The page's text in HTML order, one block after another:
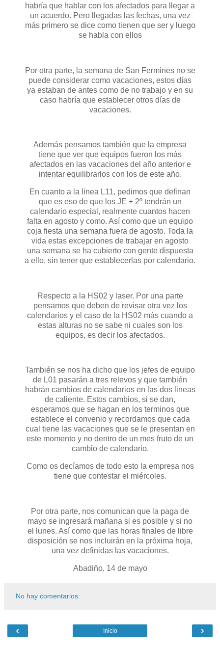
habría que hablar con los afectados para llegar a
un acuerdo. Pero llegadas las fechas, una vez
más primero se dice como tienen que ser y luego
se habla con ellos
Por otra parte, la semana de San Fermines no se
puede considerar como vacaciones, estos días
ya estaban de antes como de no trabajo y en su
caso habría que establecer otros días de
vacaciones.
Además pensamos también que la empresa
tiene que ver que equipos fueron los más
afectados en las vacaciones del año anterior e
intentar equilibrarlos con los de este año.
En cuanto a la linea L11, pedimos que definan
que es eso de que los JE + 2º tendrán un
calendario especial, realmente cuantos hacen
falta en agosto y como. Así como que un equipo
coja fiesta una semana fuera de agosto. Toda la
vida estas excepciones de trabajar en agosto
una semana se ha cubierto con gente dispuesta
a ello, sin tener que establecerlas por calendario.
Respecto a la HS02 y laser. Por una parte
pensamos que deben de revisar otra vez los
calendarios y el caso de la HS02 más cuando a
estas alturas no se sabe ni cuales son los
equipos, es decir los afectados.
También se nos ha dicho que los jefes de equipo
de L01 pasarán a tres relevos y que también
habrán cambios de calendarios en las dos lineas
de caliente. Estos cambios, si se dan,
esperamos que se hagan en los terminos que
establece el convenio y recordamos que cada
cual tiene las vacaciones que se le presentan en
este momento y no dentro de un mes fruto de un
cambio de calendario.
Como os decíamos de todo esto la empresa nos
tiene que contestar el miércoles.
Por otra parte, nos comunican que la paga de
mayo se ingresará mañana si es posible y si no
el lunes. Así como que las horas finales de libre
disposición se nos incluirán en la próxima hoja,
una vez definidas las vacaciones.
Abadiño, 14 de mayo
No hay comentarios:
‹ ›
Inicio